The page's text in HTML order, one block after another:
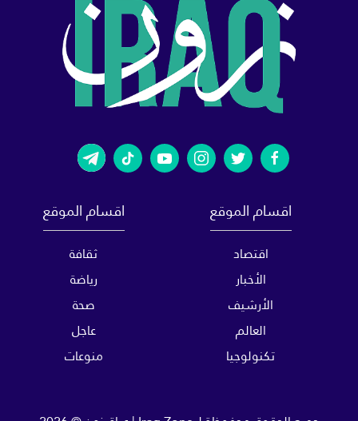
اقسام الموقع
اقتصاد
الأخبار
الأرشيف
العالم
تكنولوجيا
اقسام الموقع
ثقافة
رياضة
صحة
عاجل
منوعات